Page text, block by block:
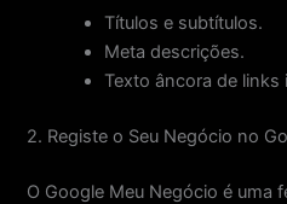
Títulos e subtítulos.
Meta descrições.
Texto âncora de links
2. Registe o Seu Negócio no
O Google Meu Negócio é uma